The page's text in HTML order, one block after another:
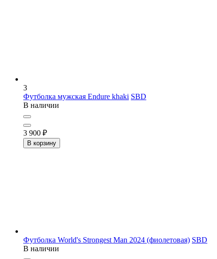
3
Футболка мужская Endure khaki SBD
В наличии
3 900 ₽
В корзину
Футболка World's Strongest Man 2024 (фиолетовая) SBD
В наличии